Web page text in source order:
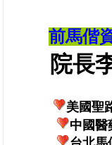
前馬偕
院長李
美國聖
中國醫